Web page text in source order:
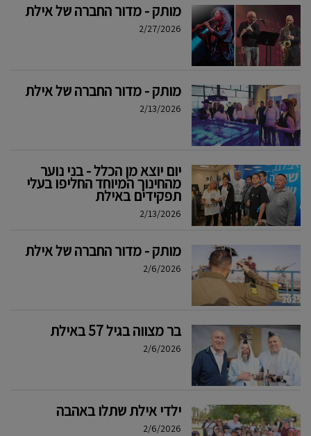
מותק - מדור החברה של אילת
2/27/2026
מותק - מדור החברה של אילת
2/13/2026
יום יוצא מן הכלל - בני נוער
מהחינוך המיוחד החליפו בעלי
תפקידים באילת
2/13/2026
מותק - מדור החברה של אילת
2/6/2026
בר מצווה בגיל 57 באילת
2/6/2026
ילדי אילת שתלו באהבה
2/6/2026